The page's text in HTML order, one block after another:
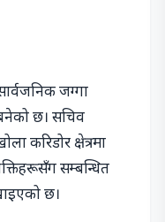
जग्गा
छ। सचिव
करिडोर क्षेत्रमा
सम्बन्धित
छ।